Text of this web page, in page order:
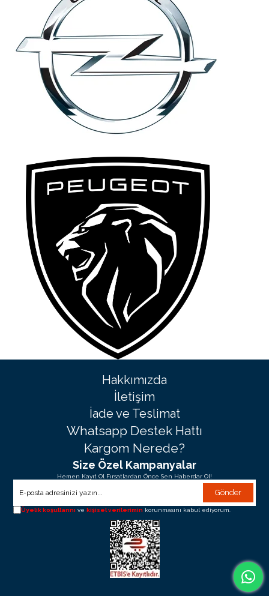
Hakkımızda
İletişim
İade ve Teslimat
Whatsapp Destek Hattı
Kargom Nerede?
Size Özel Kampanyalar
Hemen Kayıt Ol Fırsatlardan Önce Sen Haberdar Ol!
Gönder
Üyelik koşullarını vekişisel verilerimin korunmasını kabul ediyorum.